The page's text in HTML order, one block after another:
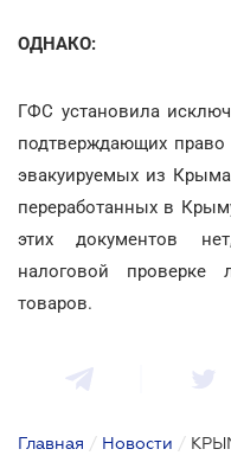
ОДНАКО:
ГФС установила
подтверждающих
эвакуируемых из
переработанных в
этих документов
налоговой
товаров.
Главная / Новости /